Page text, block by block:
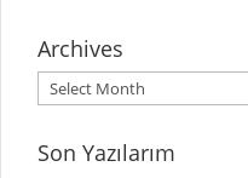
Archives
Archives
Son Yazılarım